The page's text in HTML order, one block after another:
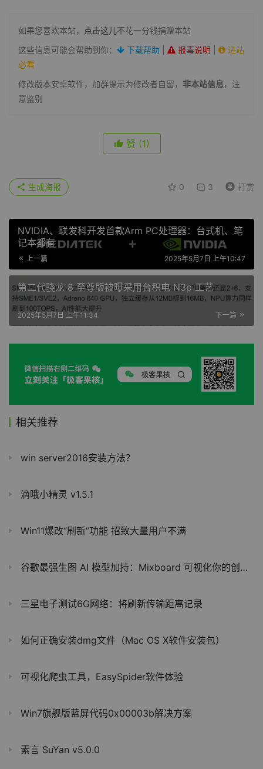
如果您喜欢本站， 点击这儿不花一分钱捐赠本站
这些信息可能会帮助到你：
下载帮助 报毒说明
进站
必看
修改版本安卓软件，加群提示为修改者自留， 非本站信息，注
意鉴别
赞 (1)
0 3 打赏
生成海报
NVIDIA、联发科开发首款Arm PC处理器：台式机、笔
记本都有
上一篇 2025年5月7日 上午10:47
第二代骁龙 8 至尊版被曝采用台积电 N3p 工艺
下一篇
2025年5月7日 上午11:34
相关推荐
win server2016安装方法？
滴哦小精灵 v1.5.1
Win11爆改“刷新”功能 招致大量用户不满
谷歌最强生图 AI 模型加持：Mixboard 可视化你的创意，开放画布 + 自然语言编辑
三星电子测试6G网络：将刷新传输距离记录
如何正确安装dmg文件（Mac OS X软件安装包）
可视化爬虫工具，EasySpider软件体验
Win7旗舰版蓝屏代码0x00003b解决方案
素言 SuYan v5.0.0